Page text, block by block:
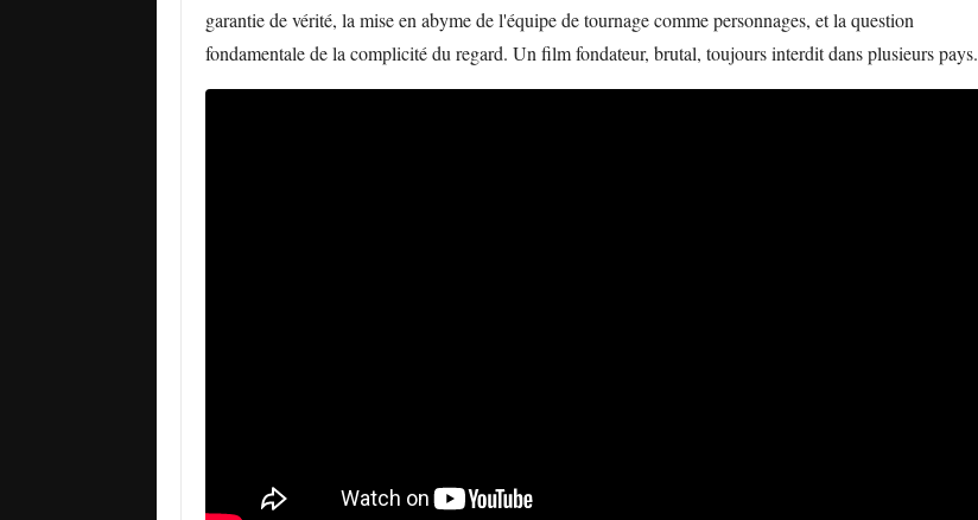
garantie de vérité, la mise en abyme de l'équipe de tournage comme personnages, et la question
fondamentale de la complicité du regard. Un film fondateur, brutal, toujours interdit dans plusieurs pays.